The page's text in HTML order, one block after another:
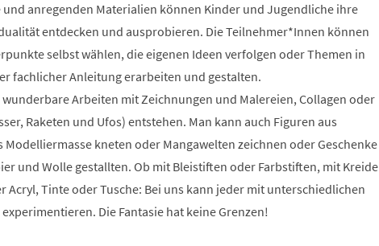
und anregenden Materialien können Kinder und Jugendliche ihre
entdecken und ausprobieren. Die Teilnehmer*Innen können
selbst wählen, die eigenen Ideen verfolgen oder Themen in
fachlicher Anleitung erarbeiten und gestalten.
Arbeiten mit Zeichnungen und Malereien, Collagen oder
Raketen und Ufos) entstehen. Man kann auch Figuren aus
Modelliermasse kneten oder Mangawelten zeichnen oder Geschenke
und Wolle gestallten. Ob mit Bleistiften oder Farbstiften, mit Kreide
Acryl, Tinte oder Tusche: Bei uns kann jeder mit unterschiedlichen
Die Fantasie hat keine Grenzen!